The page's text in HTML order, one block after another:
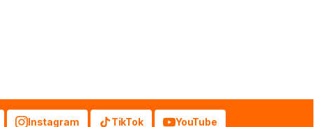
Instagram TikTok YouTube